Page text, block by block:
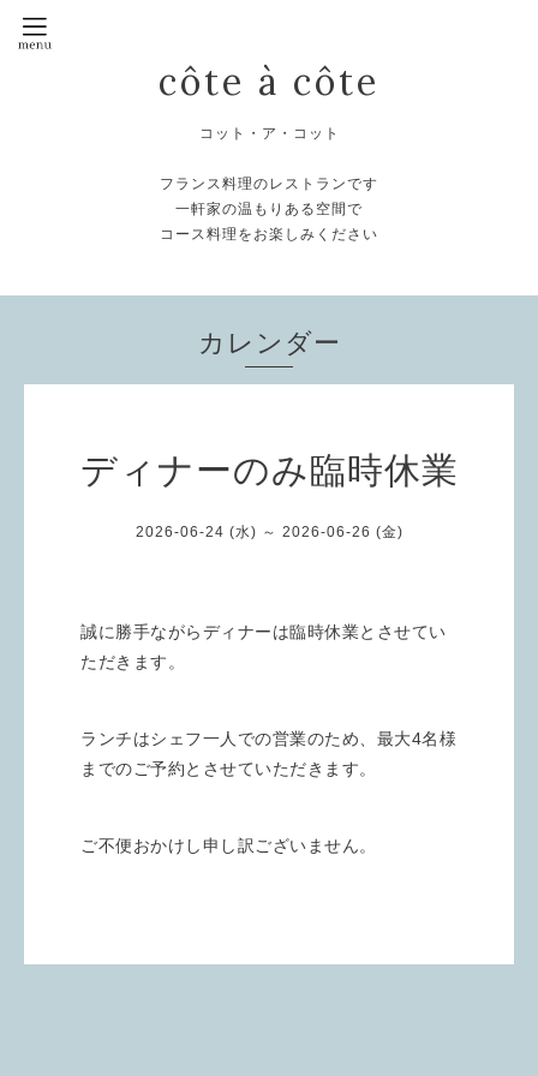
côte à côte
コット・ア・コット
フランス料理のレストランです
一軒家の温もりある空間で
コース料理をお楽しみください
カレンダー
ディナーのみ臨時休業
2026-06-24 (水) ～ 2026-06-26 (金)
誠に勝手ながらディナーは臨時休業とさせてい
ただきます。
ランチはシェフ一人での営業のため、最大4名様
までのご予約とさせていただきます。
ご不便おかけし申し訳ございません。